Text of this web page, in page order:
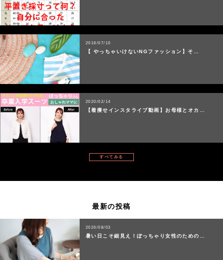
2018/07/10
【 やっちゃいけないNGファッション】そ…
2020/02/14
【着痩せインスタライブ動画】お母様とオカ…
すべてみる
最新の投稿
2026/08/03
暑い日こそ細見え！ぽっちゃり女性のための…